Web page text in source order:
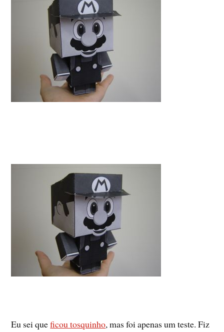
Eu sei queficou tosquinho, mas foi apenas um teste. Fiz